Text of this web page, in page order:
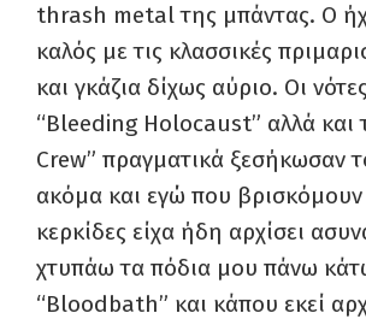
thrash metal της μπάντας. Ο
καλός με τις κλασσικές
και γκάζια δίχως αύριο. Οι
“Bleeding Holocaust” αλλά και
Crew” πραγματικά ξεσήκωσαν
ακόμα και εγώ που βρισκόμουν
κερκίδες είχα ήδη αρχίσει
χτυπάω τα πόδια μου πάνω
“Bloodbath” και κάπου εκεί